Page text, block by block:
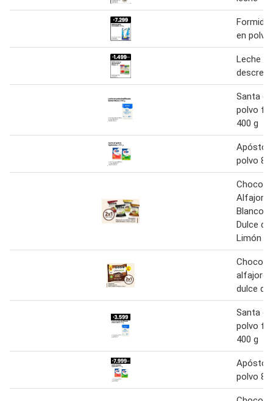
en polvo
Leche
Santa
polvo
400 g
polvo
Blanco /
Dulce
Limón
dulce de
Santa
polvo
400 g
polvo